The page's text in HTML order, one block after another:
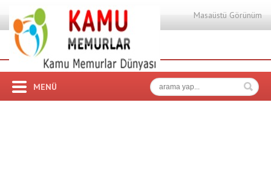
Masaüstü Görünüm
MENÜ